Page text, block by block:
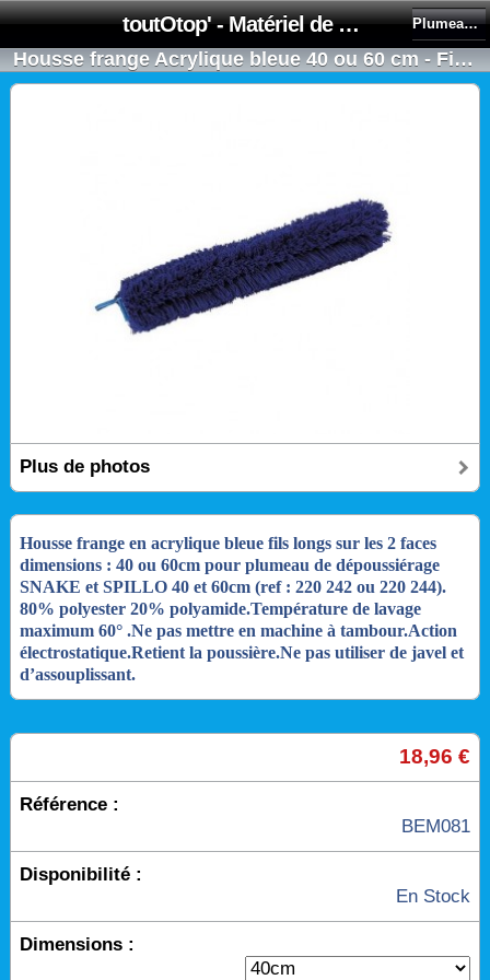
toutOtop' - Matériel de nettoyage, produit d'entretien, lubrifiant pour professionnel et particulier Plumeau et plafond
Housse frange Acrylique bleue 40 ou 60 cm - Fils longs sur 2 faces pour plumeau SNAKE ou SPILLO
Plus de photos
Housse frange en acrylique bleue fils longs sur les 2 faces
dimensions : 40 ou 60cm pour plumeau de dépoussiérage
SNAKE et SPILLO 40 et 60cm (ref : 220 242 ou 220 244).
80% polyester 20% polyamide.Température de lavage
maximum 60° .Ne pas mettre en machine à tambour.Action
électrostatique.Retient la poussière.Ne pas utiliser de javel et
d’assouplissant.
18,96 €
Référence :
BEM081
Disponibilité :
En Stock
Dimensions :